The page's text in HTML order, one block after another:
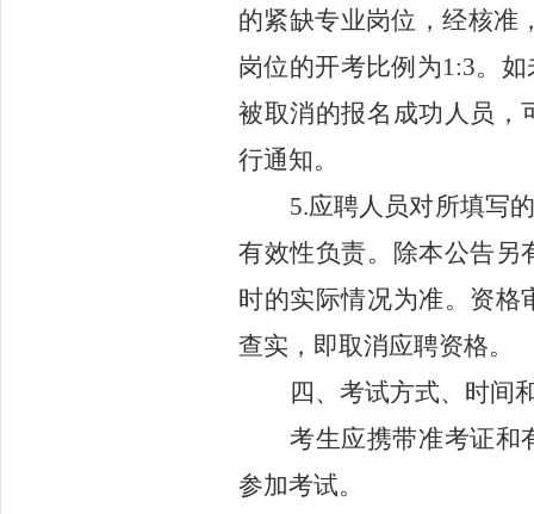
的紧缺专业岗位 ，经核准
岗位的开考比例为1:3。
被取消的报名成功人员 ，
行通知。
5.应聘人员对所填写
有效性负责。除本公告另
时的实际情况为准。资格
查实，即取消应聘资格。
四、 考试方式、时间
考生应携带准考证和
参加考试。